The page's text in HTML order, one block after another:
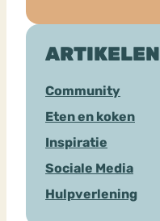
ARTIKELEN
Community
Eten en koken
Inspiratie
Sociale Media
Hulpverlening